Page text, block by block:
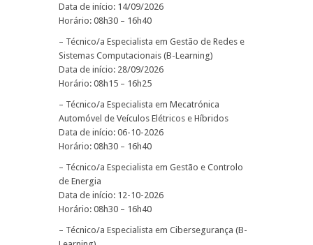
Data de início: 14/09/2026
Horário: 08h30 – 16h40
– Técnico/a Especialista em Gestão de Redes e
Sistemas Computacionais (B-Learning)
Data de início: 28/09/2026
Horário: 08h15 – 16h25
– Técnico/a Especialista em Mecatrónica
Automóvel de Veículos Elétricos e Híbridos
Data de início: 06-10-2026
Horário: 08h30 – 16h40
– Técnico/a Especialista em Gestão e Controlo
de Energia
Data de início: 12-10-2026
Horário: 08h30 – 16h40
– Técnico/a Especialista em Cibersegurança (B-